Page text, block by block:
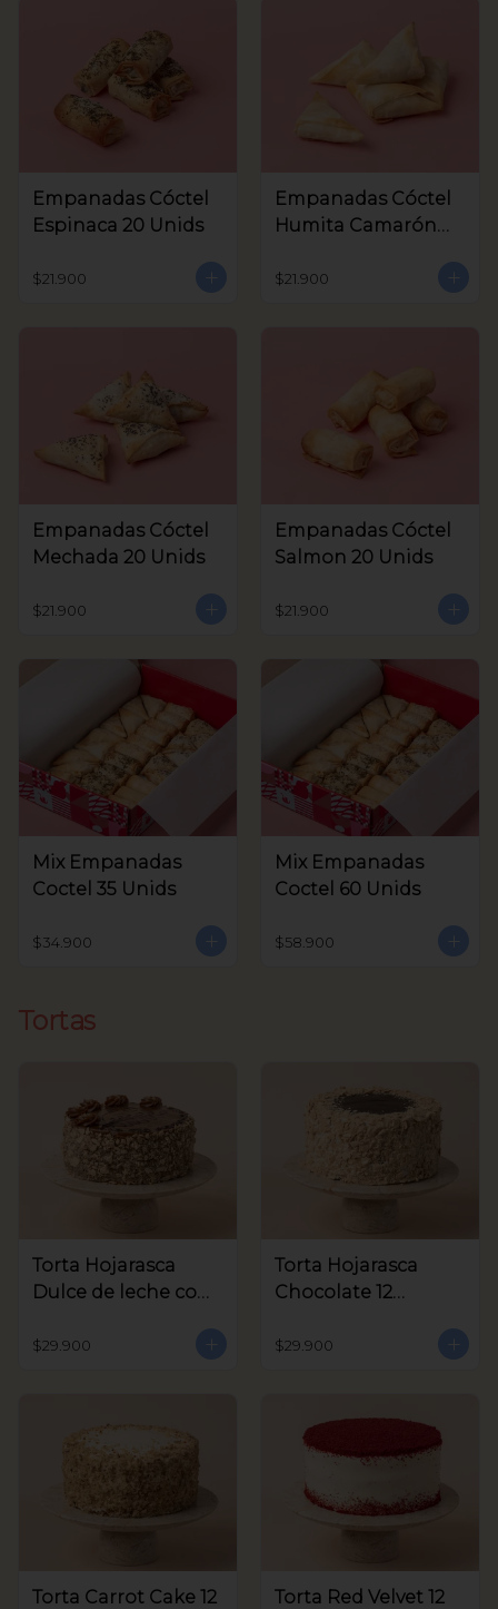
Empanadas Cóctel
Espinaca 20 Unids
$21.900
Empanadas Cóctel
Humita Camarón
$21.900
Empanadas Cóctel
Mechada 20 Unids
$21.900
Empanadas Cóctel
Salmon 20 Unids
$21.900
Mix Empanadas
Coctel 35 Unids
$34.900
Mix Empanadas
Coctel 60 Unids
$58.900
Tortas
Torta Hojarasca
Dulce de leche con
aprox
$29.900
Torta Hojarasca
Chocolate 12
$29.900
Torta Carrot Cake 12 Torta Red Velvet 12